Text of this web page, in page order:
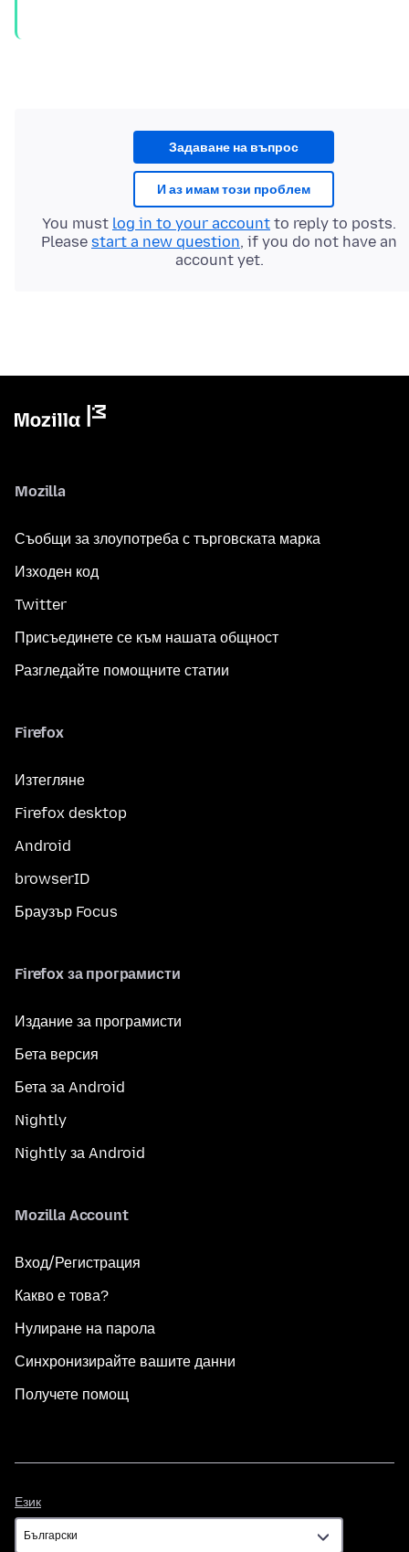
Задаване на въпрос
И аз имам този проблем
You must log in to your account to reply to posts.
Please start a new question, if you do not have an
account yet.
Mozilla
Съобщи за злоупотреба с търговската марка
Изходен код
Twitter
Присъединете се към нашата общност
Разгледайте помощните статии
Firefox
Изтегляне
Firefox desktop
Android
browserID
Браузър Focus
Firefox за програмисти
Издание за програмисти
Бета версия
Бета за Android
Nightly
Nightly за Android
Mozilla Account
Вход/Регистрация
Какво е това?
Нулиране на парола
Синхронизирайте вашите данни
Получете помощ
Език